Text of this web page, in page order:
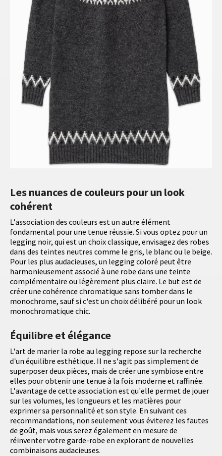
Les nuances de couleurs pour un look
cohérent
L'association des couleurs est un autre élément
fondamental pour une tenue réussie. Si vous optez pour un
legging noir, qui est un choix classique, envisagez des robes
dans des teintes neutres comme le gris, le blanc ou le beige.
Pour les plus audacieuses, un legging coloré peut être
harmonieusement associé à une robe dans une teinte
complémentaire ou légèrement plus claire. Le but est de
créer une cohérence chromatique sans tomber dans le
monochrome, sauf si c'est un choix délibéré pour un look
monochromatique chic.
Équilibre et élégance
L'art de marier la robe au legging repose sur la recherche
d'un équilibre esthétique. Il ne s'agit pas simplement de
superposer deux pièces, mais de créer une symbiose entre
elles pour obtenir une tenue à la fois moderne et raffinée.
L'avantage de cette association est qu'elle permet de jouer
sur les volumes, les longueurs et les matières pour
exprimer sa personnalité et son style. En suivant ces
recommandations, non seulement vous éviterez les fautes
de goût, mais vous serez également en mesure de
réinventer votre garde-robe en explorant de nouvelles
combinaisons audacieuses.